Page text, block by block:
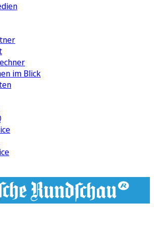
im Blick